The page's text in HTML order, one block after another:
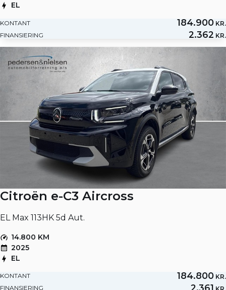
EL
KONTANT 184.900 KR.
FINANSIERING
2.362 KR.
Citroën e-C3 Aircross
EL Max 113HK 5d Aut.
14.800 KM
2025
EL
KONTANT 184.800 KR.
FINANSIERING
2.361